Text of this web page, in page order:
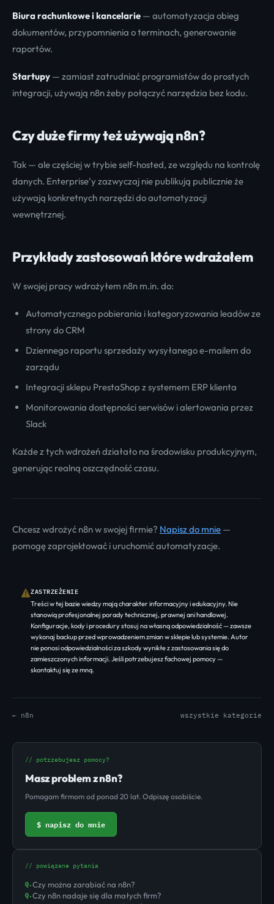
Biura rachunkowe i kancelarie — automatyzacja obieg
dokumentów, przypomnienia o terminach, generowanie
raportów.
Startupy — zamiast zatrudniać programistów do prostych
integracji, używają n8n żeby połączyć narzędzia bez kodu.
Czy duże firmy też używają n8n?
Tak — ale częściej w trybie self-hosted, ze względu na kontrolę
danych. Enterprise’y zazwyczaj nie publikują publicznie że
używają konkretnych narzędzi do automatyzacji
wewnętrznej.
Przykłady zastosowań które wdrażałem
W swojej pracy wdrożyłem n8n m.in. do:
Automatycznego pobierania i kategoryzowania leadów ze
strony do CRM
Dziennego raportu sprzedaży wysyłanego e-mailem do
zarządu
Integracji sklepu PrestaShop z systemem ERP klienta
Monitorowania dostępności serwisów i alertowania przez
Slack
Każde z tych wdrożeń działało na środowisku produkcyjnym,
generując realną oszczędność czasu.
Chcesz wdrożyć n8n w swojej firmie? Napisz do mnie —
pomogę zaprojektować i uruchomić automatyzacje.
⚠ZASTRZEŻENIE
Treści w tej bazie wiedzy mają charakter informacyjny i edukacyjny. Nie
stanowią profesjonalnej porady technicznej, prawnej ani handlowej.
Konfiguracje, kody i procedury stosuj na własną odpowiedzialność — zawsze
wykonaj backup przed wprowadzeniem zmian w sklepie lub systemie. Autor
nie ponosi odpowiedzialności za szkody wynikłe z zastosowania się do
zamieszczonych informacji. Jeśli potrzebujesz fachowej pomocy —
skontaktuj się ze mną.
← n8n wszystkie kategorie
// potrzebujesz pomocy?
Masz problem z n8n?
Pomagam firmom od ponad 20 lat. Odpiszę osobiście.
$ napisz do mnie
// powiązane pytania
Q.Czy można zarabiać na n8n?
Q.Czy n8n nadaje się dla małych firm?